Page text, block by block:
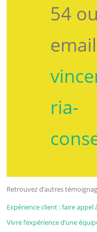
54
email
ria-
Retrouvez d’autres
Expérience client : faire
Vivre l’expérience d’une